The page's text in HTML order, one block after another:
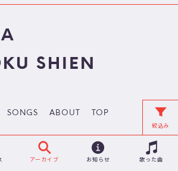
絞込み
アーカイブ お知らせ 歌った曲
SHIEN
SONGS ABOUT TOP